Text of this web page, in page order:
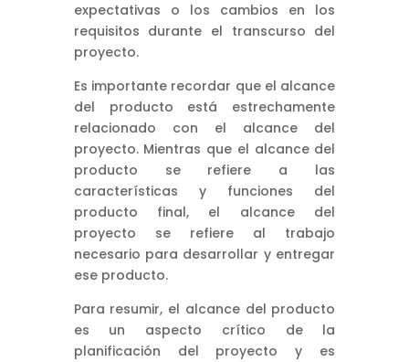
expectativas o los cambios en los
requisitos durante el transcurso del
proyecto.
Es importante recordar que el alcance
del producto está estrechamente
relacionado con el alcance del
proyecto. Mientras que el alcance del
producto se refiere a las
características y funciones del
producto final, el alcance del
proyecto se refiere al trabajo
necesario para desarrollar y entregar
ese producto.
Para resumir, el alcance del producto
es un aspecto crítico de la
planificación del proyecto y es